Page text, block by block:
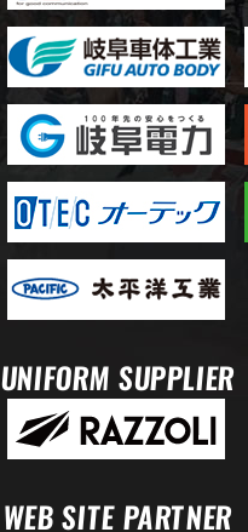
UNIFORM SUPPLIER
WEB SITE PARTNER